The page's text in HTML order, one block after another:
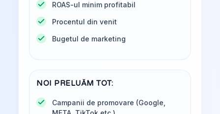
ROAS-ul minim profitabil
Procentul din venit
Bugetul de marketing
NOI PRELUĂM TOT:
Campanii de promovare (Google,